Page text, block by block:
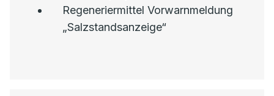
Regeneriermittel Vorwarnmeldung
„Salzstandsanzeige“